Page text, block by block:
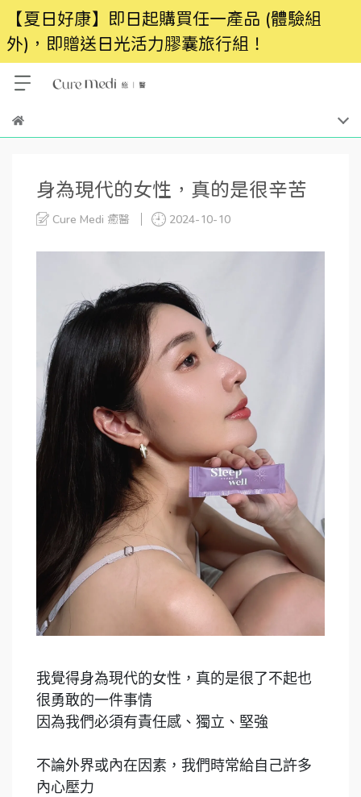
【夏日好康】即日起購買任一產品 (體驗組
外)，即贈送日光活力膠囊旅行組！
身為現代的女性，真的是很辛苦
Cure Medi 癒醫 2024-10-10
我覺得身為現代的女性，真的是很了不起也
很勇敢的一件事情
因為我們必須有責任感、獨立、堅強
不論外界或內在因素，我們時常給自己許多
內心壓力